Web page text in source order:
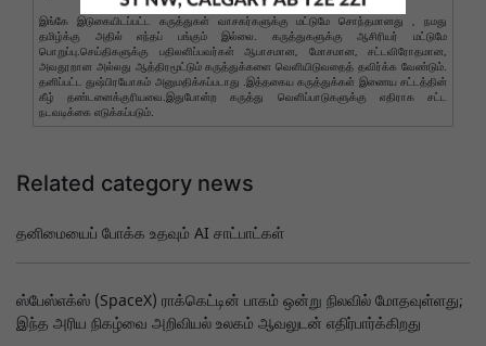
இங்கே இடுகையிடப்பட்ட கருத்துகள் வாசகர்களுக்கு மட்டுமே சொந்தமானது , நமது
தமிழ்க்கு அதில் எந்தப் பங்கும் இல்லை. கருத்துகளுக்கு ஆசிரியர் மட்டுமே
பொறுப்பு.செய்திகளுக்கு பதிலளிப்பவர்கள் ஆபாசமான, மோசமான, சட்டவிரோதமான,
அவதூறான அல்லது ஆத்திரமூட்டும் கருத்துக்களை வெளியிடுவதைத் தவிர்க்க வேண்டும்.
தனிப்பட்ட துஷ்பிரயோகம் அனுமதிக்கப்படாது .இத்தகைய கருத்துக்கள் இணைய சட்டத்தின்
கீழ் தண்டனைக்குரியவை.இதுபோன்ற கருத்து வெளிப்பாடுகளுக்கு எதிராக சட்ட
நடவடிக்கை எடுக்கப்படும்.
Related category news
தனிமையைப் போக்க உதவும் AI சாட்பாட்கள்
ஸ்பேஸ்எக்ஸ் (SpaceX) ராக்கெட்டின் பாகம் ஒன்று நிலவில் மோதவுள்ளது;
இந்த அரிய நிகழ்வை அறிவியல் உலகம் ஆவலுடன் எதிர்பார்க்கிறது